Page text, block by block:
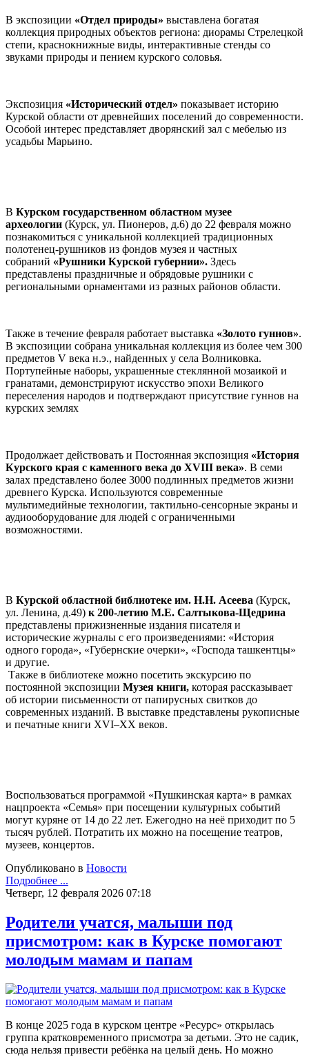
В экспозиции «Отдел природы» выставлена богатая
коллекция природных объектов региона: диорамы Стрелецкой
степи, краснокнижные виды, интерактивные стенды со
звуками природы и пением курского соловья.
Экспозиция «Исторический отдел» показывает историю
Курской области от древнейших поселений до современности.
Особой интерес представляет дворянский зал с мебелью из
усадьбы Марьино.
В Курском государственном областном музее
археологии (Курск, ул. Пионеров, д.6) до 22 февраля можно
познакомиться с уникальной коллекцией традиционных
полотенец-рушников из фондов музея и частных
собраний «Рушники Курской губернии». Здесь
представлены праздничные и обрядовые рушники с
региональными орнаментами из разных районов области.
Также в течение февраля работает выставка «Золото гуннов».
В экспозиции собрана уникальная коллекция из более чем 300
предметов V века н.э., найденных у села Волниковка.
Портупейные наборы, украшенные стеклянной мозаикой и
гранатами, демонстрируют искусство эпохи Великого
переселения народов и подтверждают присутствие гуннов на
курских землях
Продолжает действовать и Постоянная экспозиция «История
Курского края с каменного века до XVIII века». В семи
залах представлено более 3000 подлинных предметов жизни
древнего Курска. Используются современные
мультимедийные технологии, тактильно-сенсорные экраны и
аудиооборудование для людей с ограниченными
возможностями.
В Курской областной библиотеке им. Н.Н. Асеева (Курск,
ул. Ленина, д.49) к 200-летию М.Е. Салтыкова-Щедрина
представлены прижизненные издания писателя и
исторические журналы с его произведениями: «История
одного города», «Губернские очерки», «Господа ташкентцы»
и другие.
Также в библиотеке можно посетить экскурсию по
постоянной экспозиции Музея книги, которая рассказывает
об истории письменности от папирусных свитков до
современных изданий. В выставке представлены рукописные
и печатные книги XVI–XX веков.
Воспользоваться программой «Пушкинская карта» в рамках
нацпроекта «Семья» при посещении культурных событий
могут куряне от 14 до 22 лет. Ежегодно на неё приходит по 5
тысяч рублей. Потратить их можно на посещение театров,
музеев, концертов.
Опубликовано в Новости
Подробнее ...
Четверг, 12 февраля 2026 07:18
Родители учатся, малыши под
присмотром: как в Курске помогают
молодым мамам и папам
В конце 2025 года в курском центре «Ресурс» открылась
группа кратковременного присмотра за детьми. Это не садик,
сюда нельзя привести ребёнка на целый день. Но можно